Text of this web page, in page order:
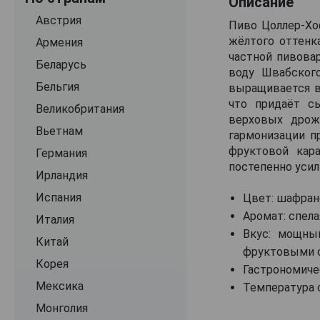
Grotwerg
Hasen Brau
Hirschbrau
Hofbrau
Hofbrauhaus
Hosl
Kaiserdom
Kloster-Brau
Klosterbrauerei Reutberg
Klosterkeller
Kostritzer
Krombacher
Krug-Brau
Kulmbacher
Австрия
Армения
Беларусь
Бельгия
Великобритания
Вьетнам
Германия
Ирландия
Испания
Италия
Китай
Корея
Мексика
Монголия
Пиво Цоллер-
жёлтого
частной
воду
выращивается
что придаёт
верховых
гармонизации
фруктовой
постепенно
Цвет:
Аромат:
Вкус:
фруктовыми
Температура